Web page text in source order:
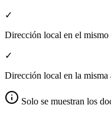
✓
Dirección local en el
✓
Dirección local en la
Solo se muestran los